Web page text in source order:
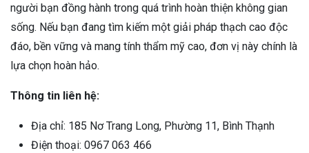
người bạn đồng hành trong quá trình hoàn thiện không gian
sống. Nếu bạn đang tìm kiếm một giải pháp thạch cao độc
đáo, bền vững và mang tính thẩm mỹ cao, đơn vị này chính là
lựa chọn hoàn hảo.
Thông tin liên hệ:
Địa chỉ: 185 Nơ Trang Long, Phường 11, Bình Thạnh
Điện thoại: 0967 063 466